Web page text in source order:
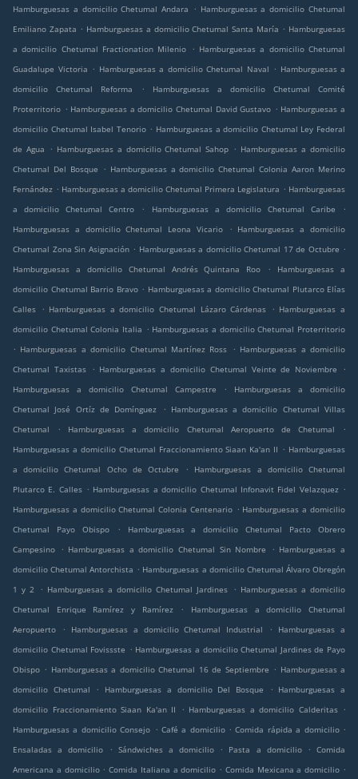
Hamburguesas a domicilio Chetumal Andara . Hamburguesas a domicilio Chetumal
Emiliano Zapata . Hamburguesas a domicilio Chetumal Santa María . Hamburguesas
a domicilio Chetumal Fractionation Milenio
. Hamburguesas a domicilio Chetumal
Guadalupe Victoria . Hamburguesas a domicilio Chetumal Naval . Hamburguesas a
domicilio Chetumal Reforma
.
Hamburguesas a domicilio Chetumal Comité
Proterritorio . Hamburguesas a domicilio Chetumal David Gustavo . Hamburguesas a
domicilio Chetumal Isabel Tenorio . Hamburguesas a domicilio Chetumal Ley Federal
de Agua
. Hamburguesas a domicilio Chetumal Sahop . Hamburguesas a domicilio
Chetumal Del Bosque
. Hamburguesas a domicilio Chetumal Colonia Aaron Merino
Fernández . Hamburguesas a domicilio Chetumal Primera Legislatura . Hamburguesas
a domicilio Chetumal Centro
. Hamburguesas a domicilio Chetumal Caribe
.
Hamburguesas a domicilio Chetumal Leona Vicario
. Hamburguesas a domicilio
Chetumal Zona Sin Asignación . Hamburguesas a domicilio Chetumal 17 de Octubre .
Hamburguesas a domicilio Chetumal Andrés Quintana Roo
.
Hamburguesas a
domicilio Chetumal Barrio Bravo . Hamburguesas a domicilio Chetumal Plutarco Elías
Calles
. Hamburguesas a domicilio Chetumal Lázaro Cárdenas . Hamburguesas a
domicilio Chetumal Colonia Italia . Hamburguesas a domicilio Chetumal Proterritorio
. Hamburguesas a domicilio Chetumal Martínez Ross . Hamburguesas a domicilio
Chetumal Taxistas
. Hamburguesas a domicilio Chetumal Veinte de Noviembre
.
Hamburguesas a domicilio Chetumal Campestre
.
Hamburguesas a domicilio
Chetumal José Ortíz de Domínguez
. Hamburguesas a domicilio Chetumal Villas
Chetumal
. Hamburguesas a domicilio Chetumal Aeropuerto de Chetumal
.
Hamburguesas a domicilio Chetumal Fraccionamiento Siaan Ka'an II . Hamburguesas
a domicilio Chetumal Ocho de Octubre
.
Hamburguesas a domicilio Chetumal
Plutarco E. Calles . Hamburguesas a domicilio Chetumal Infonavit Fidel Velazquez .
Hamburguesas a domicilio Chetumal Colonia Centenario . Hamburguesas a domicilio
Chetumal Payo Obispo
.
Hamburguesas a domicilio Chetumal Pacto Obrero
Campesino
. Hamburguesas a domicilio Chetumal Sin Nombre . Hamburguesas a
domicilio Chetumal Antorchista . Hamburguesas a domicilio Chetumal Álvaro Obregón
1 y 2
. Hamburguesas a domicilio Chetumal Jardines . Hamburguesas a domicilio
Chetumal Enrique Ramírez y Ramírez
.
Hamburguesas a domicilio Chetumal
Aeropuerto
. Hamburguesas a domicilio Chetumal Industrial .
Hamburguesas a
domicilio Chetumal Fovissste . Hamburguesas a domicilio Chetumal Jardines de Payo
Obispo . Hamburguesas a domicilio Chetumal 16 de Septiembre . Hamburguesas a
domicilio Chetumal
. Hamburguesas a domicilio Del Bosque . Hamburguesas a
domicilio Fraccionamiento Siaan Ka'an II
. Hamburguesas a domicilio Calderitas
.
Hamburguesas a domicilio Consejo . Café a domicilio . Comida rápida a domicilio .
Ensaladas a domicilio
. Sándwiches a domicilio . Pasta a domicilio . Comida
Americana a domicilio . Comida Italiana a domicilio . Comida Mexicana a domicilio .